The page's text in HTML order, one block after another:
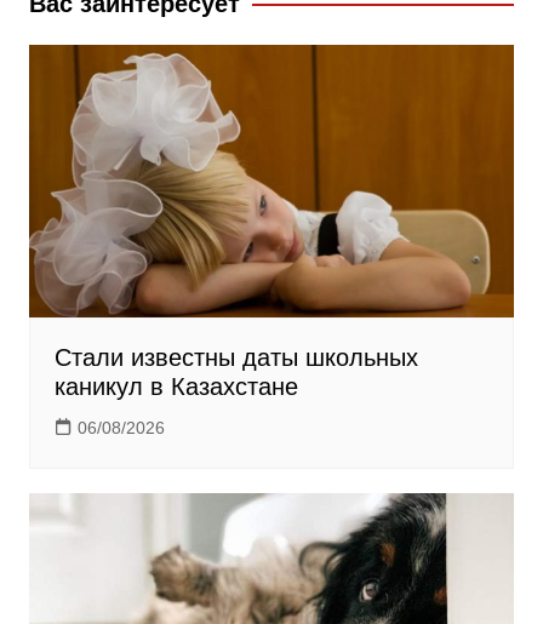
n
k
i
Стали известны даты школьных
каникул в Казахстане
06/08/2026